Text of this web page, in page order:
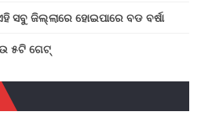
ସବୁ ଜିଲ୍ଲାରେ ହୋଇପାରେ ବଡ ବର୍ଷା
୫ଟି ଗେଟ୍